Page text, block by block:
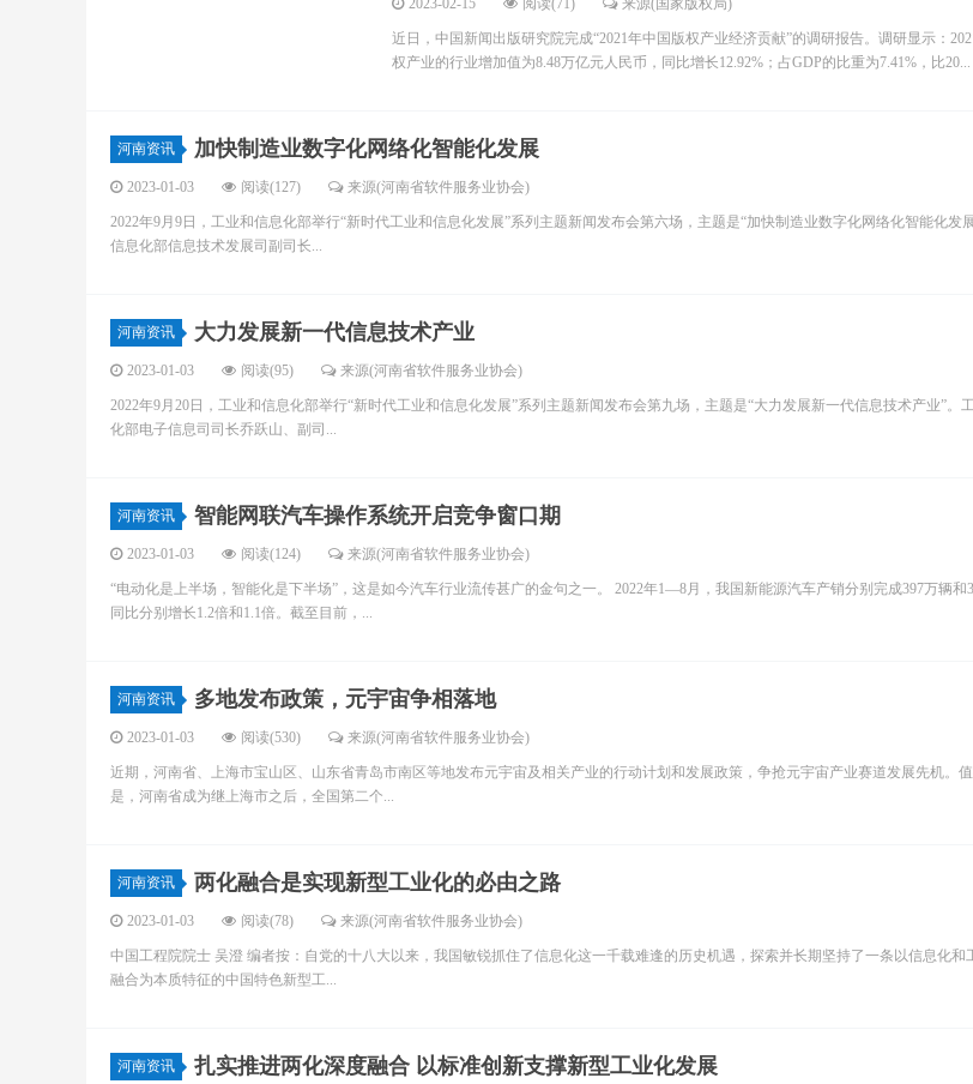
2023-02-15 阅读(71) 来源(国家版权局)
近日，中国新闻出版研究院完成“2021年中国版权产业经济贡献”的调研报告。调研显示：
权产业的行业增加值为8.48万亿元人民币，同比增长12.92%；占GDP的比重为7.41%，比20...
河南资讯 加快制造业数字化网络化智能化发展
2023-01-03 阅读(127) 来源(河南省软件服务业协会)
2022年9月9日，工业和信息化部举行“新时代工业和信息化发展”系列主题新闻发布会第六场，主题是“加快制造业数字化网络化智能化发
信息化部信息技术发展司副司长...
河南资讯 大力发展新一代信息技术产业
2023-01-03 阅读(95) 来源(河南省软件服务业协会)
2022年9月20日，工业和信息化部举行“新时代工业和信息化发展”系列主题新闻发布会第九场，主题是“大力发展新一代信息技术产业”。
化部电子信息司司长乔跃山、副司...
河南资讯 智能网联汽车操作系统开启竞争窗口期
2023-01-03 阅读(124) 来源(河南省软件服务业协会)
“电动化是上半场，智能化是下半场”，这是如今汽车行业流传甚广的金句之一。 2022年1—8月，我国新能源汽车产销分别完成397万辆和
同比分别增长1.2倍和1.1倍。截至目前，...
河南资讯 多地发布政策，元宇宙争相落地
2023-01-03 阅读(530) 来源(河南省软件服务业协会)
近期，河南省、上海市宝山区、山东省青岛市南区等地发布元宇宙及相关产业的行动计划和发展政策，争抢元宇宙产业赛道发展先机。
是，河南省成为继上海市之后，全国第二个...
河南资讯 两化融合是实现新型工业化的必由之路
2023-01-03 阅读(78) 来源(河南省软件服务业协会)
中国工程院院士 吴澄 编者按：自党的十八大以来，我国敏锐抓住了信息化这一千载难逢的历史机遇，探索并长期坚持了一条以信息化和
融合为本质特征的中国特色新型工...
河南资讯 扎实推进两化深度融合 以标准创新支撑新型工业化发展